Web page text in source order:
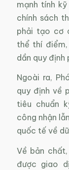
mạnh tính
chính sách
phải tạo cơ
thể thí
dần quy định
Ngoài ra,
quy định về
tiêu chuẩn
công nhận
quốc tế về
Về bản
được giao